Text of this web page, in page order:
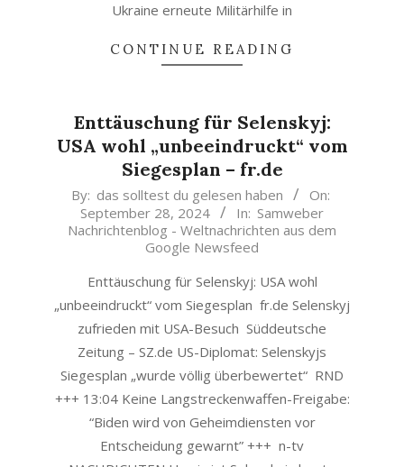
Ukraine erneute Militärhilfe in
CONTINUE READING
Enttäuschung für Selenskyj:
USA wohl „unbeeindruckt“ vom
Siegesplan – fr.de
2024-
28
By: das solltest du gelesen haben
On:
September 28, 2024
In: Samweber
Nachrichtenblog - Weltnachrichten aus dem
Google Newsfeed
Enttäuschung für Selenskyj: USA wohl
„unbeeindruckt“ vom Siegesplan fr.de Selenskyj
zufrieden mit USA-Besuch Süddeutsche
Zeitung – SZ.de US-Diplomat: Selenskyjs
Siegesplan „wurde völlig überbewertet“ RND
+++ 13:04 Keine Langstreckenwaffen-Freigabe:
“Biden wird von Geheimdiensten vor
Entscheidung gewarnt” +++ n-tv